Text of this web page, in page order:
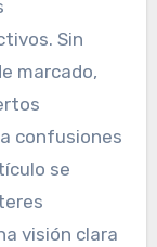
Sin
marcado,
confusiones
se
visión clara